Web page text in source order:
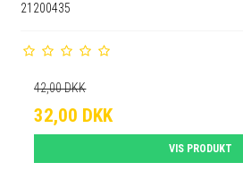
21200435
42,00 DKK
32,00 DKK
VIS PRODUKT